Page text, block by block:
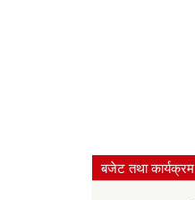
बजेट तथा कार्यक्रम